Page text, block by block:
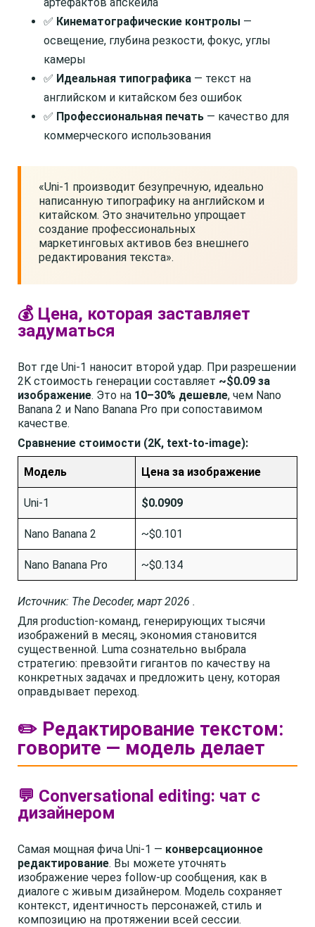
✅ Кинематографические контролы —
освещение, глубина резкости, фокус, углы
камеры
✅ Идеальная типографика — текст на
английском и китайском без ошибок
✅ Профессиональная печать — качество для
коммерческого использования
«Uni-1 производит безупречную, идеально
написанную типографику на английском и
китайском. Это значительно упрощает
создание профессиональных
маркетинговых активов без внешнего
редактирования текста».
💰 Цена, которая заставляет
задуматься
Вот где Uni-1 наносит второй удар. При разрешении
2K стоимость генерации составляет ~$0.09 за
изображение. Это на 10–30% дешевле, чем Nano
Banana 2 и Nano Banana Pro при сопоставимом
качестве.
Сравнение стоимости (2K, text-to-image):
Модель Цена за изображение
Uni-1 $0.0909
Nano Banana 2 ~$0.101
Nano Banana Pro ~$0.134
Источник: The Decoder, март 2026 .
Для production-команд, генерирующих тысячи
изображений в месяц, экономия становится
существенной. Luma сознательно выбрала
стратегию: превзойти гигантов по качеству на
конкретных задачах и предложить цену, которая
оправдывает переход.
✏️ Редактирование текстом:
говорите — модель делает
💬 Conversational editing: чат с
дизайнером
Самая мощная фича Uni-1 — конверсационное
редактирование. Вы можете уточнять
изображение через follow-up сообщения, как в
диалоге с живым дизайнером. Модель сохраняет
контекст, идентичность персонажей, стиль и
композицию на протяжении всей сессии.